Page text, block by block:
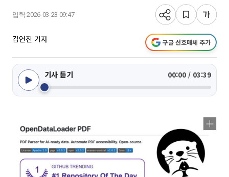
입력 2026-03-23 09:47
김연진 기자 구글 선호매체 추가
기사 듣기 00:00 / 03:39